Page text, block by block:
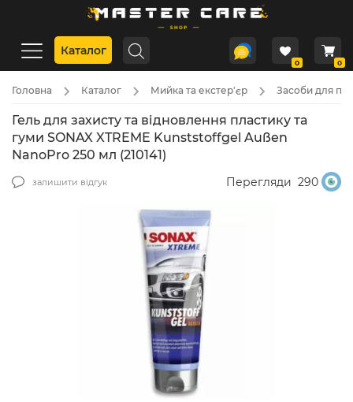
Каталог
0 0
Головна Каталог Мийка та екстер'єр Засоби для
Гель для захисту та відновлення пластику та
гуми SONAX XTREME Kunststoffgel Außen
NanoPro 250 мл (210141)
залишити відгук Перегляди 290